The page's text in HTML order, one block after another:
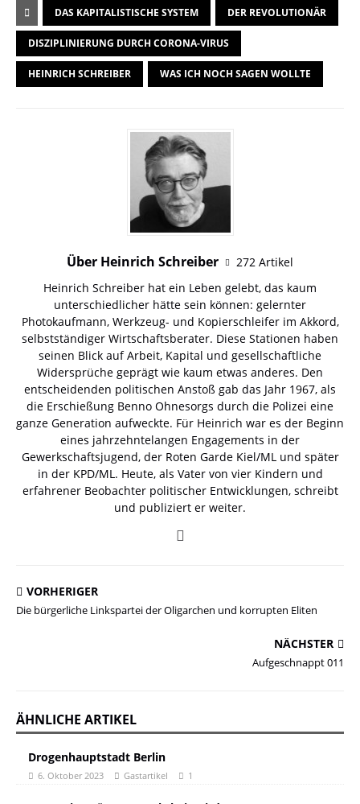
DAS KAPITALISTISCHE SYSTEM DER REVOLUTIONÄR
DISZIPLINIERUNG DURCH CORONA-VIRUS
HEINRICH SCHREIBER WAS ICH NOCH SAGEN WOLLTE
Über Heinrich Schreiber
272 Artikel
Heinrich Schreiber hat ein Leben gelebt, das kaum
unterschiedlicher hätte sein können: gelernter
Photokaufmann, Werkzeug- und Kopierschleifer im Akkord,
selbstständiger Wirtschaftsberater. Diese Stationen haben
seinen Blick auf Arbeit, Kapital und gesellschaftliche
Widersprüche geprägt wie kaum etwas anderes. Den
entscheidenden politischen Anstoß gab das Jahr 1967, als
die Erschießung Benno Ohnesorgs durch die Polizei eine
ganze Generation aufweckte. Für Heinrich war es der Beginn
eines jahrzehntelangen Engagements in der
Gewerkschaftsjugend, der Roten Garde Kiel/ML und später
in der KPD/ML. Heute, als Vater von vier Kindern und
erfahrener Beobachter politischer Entwicklungen, schreibt
und publiziert er weiter.
VORHERIGER
Die bürgerliche Linkspartei der Oligarchen und korrupten Eliten
NÄCHSTER
Aufgeschnappt 011
ÄHNLICHE ARTIKEL
Drogenhauptstadt Berlin
6. Oktober 2023 Gastartikel 1